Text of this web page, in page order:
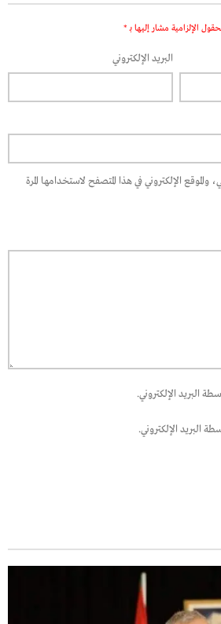
الإلزامية مشار إليها بـ *
البريد الإلكتروني
الإلكتروني في هذا المتصفح لاستخدامها المرة
البريد الإلكتروني.
البريد الإلكتروني.